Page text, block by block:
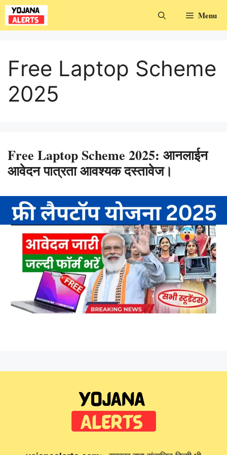
Skip
content
Menu
Free Laptop Scheme
2025
Free Laptop Scheme 2025: आनलाईन
आवेदन पात्रता आवश्यक दस्तावेज।